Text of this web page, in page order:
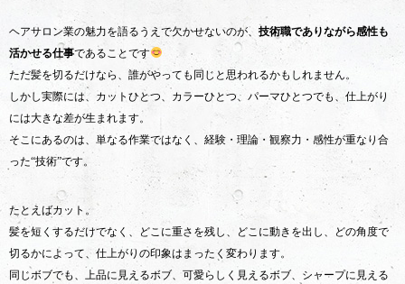
ヘアサロン業の魅力を語るうえで欠かせないのが、 技術職でありながら感性も
活かせる仕事であることです
ただ髪を切るだけなら、誰がやっても同じと思われるかもしれません。
しかし実際には、カットひとつ、カラーひとつ、パーマひとつでも、仕上がり
には大きな差が生まれます。
そこにあるのは、単なる作業ではなく、経験・理論・観察力・感性が重なり合
った“技術”です。
たとえばカット。
髪を短くするだけでなく、どこに重さを残し、どこに動きを出し、どの角度で
切るかによって、仕上がりの印象はまったく変わります。
同じボブでも、上品に見えるボブ、可愛らしく見えるボブ、シャープに見える